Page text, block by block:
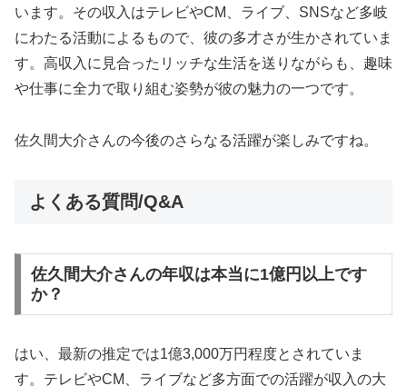
います。その収入はテレビやCM、ライブ、SNSなど多岐
にわたる活動によるもので、彼の多才さが生かされていま
す。高収入に見合ったリッチな生活を送りながらも、趣味
や仕事に全力で取り組む姿勢が彼の魅力の一つです。
佐久間大介さんの今後のさらなる活躍が楽しみですね。
よくある質問/Q&A
佐久間大介さんの年収は本当に1億円以上です
か？
はい、最新の推定では1億3,000万円程度とされていま
す。テレビやCM、ライブなど多方面での活躍が収入の大